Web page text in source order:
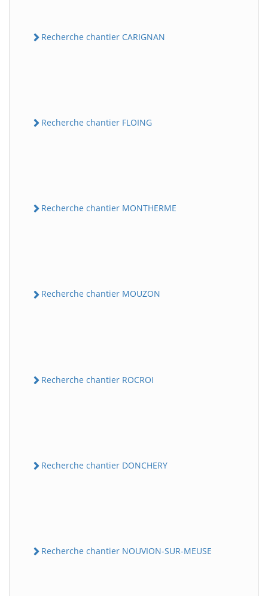
Recherche chantier CARIGNAN
Recherche chantier FLOING
Recherche chantier MONTHERME
Recherche chantier MOUZON
Recherche chantier ROCROI
Recherche chantier DONCHERY
Recherche chantier NOUVION-SUR-MEUSE